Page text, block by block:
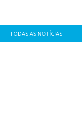
TODAS AS NOTÍCIAS